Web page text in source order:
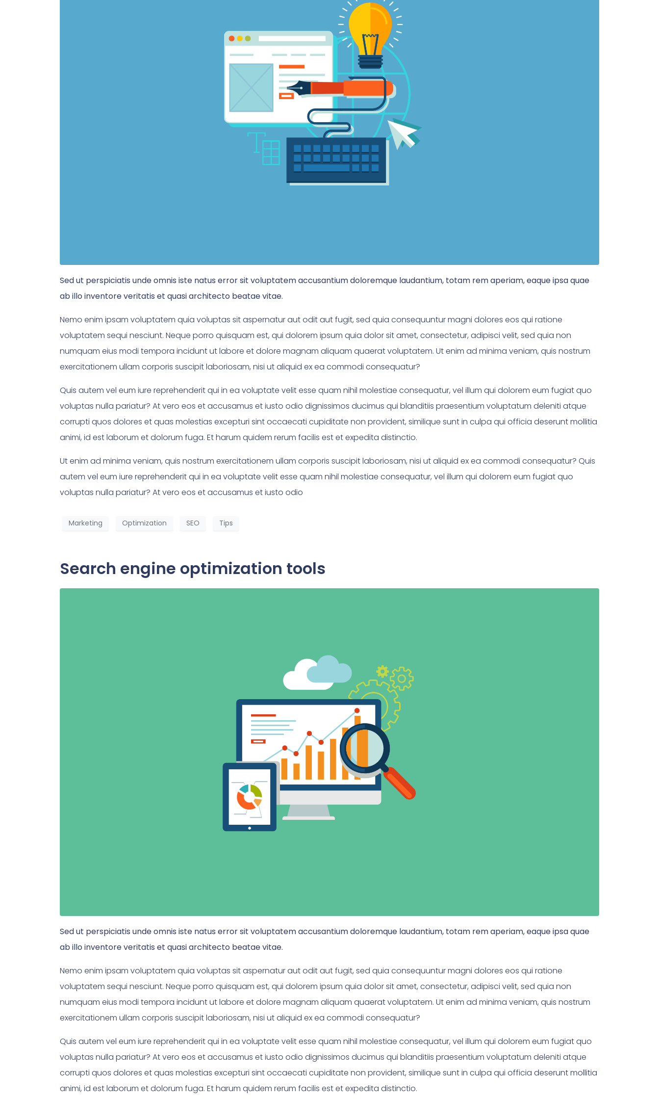
Sed ut perspiciatis unde omnis iste natus error sit voluptatem accusantium doloremque laudantium, totam rem aperiam, eaque ipsa quae
ab illo inventore veritatis et quasi architecto beatae vitae.
Nemo enim ipsam voluptatem quia voluptas sit aspernatur aut odit aut fugit, sed quia consequuntur magni dolores eos qui ratione
voluptatem sequi nesciunt. Neque porro quisquam est, qui dolorem ipsum quia dolor sit amet, consectetur, adipisci velit, sed quia non
numquam eius modi tempora incidunt ut labore et dolore magnam aliquam quaerat voluptatem. Ut enim ad minima veniam, quis nostrum
exercitationem ullam corporis suscipit laboriosam, nisi ut aliquid ex ea commodi consequatur?
Quis autem vel eum iure reprehenderit qui in ea voluptate velit esse quam nihil molestiae consequatur, vel illum qui dolorem eum fugiat quo
voluptas nulla pariatur? At vero eos et accusamus et iusto odio dignissimos ducimus qui blanditiis praesentium voluptatum deleniti atque
corrupti quos dolores et quas molestias excepturi sint occaecati cupiditate non provident, similique sunt in culpa qui officia deserunt mollitia
animi, id est laborum et dolorum fuga. Et harum quidem rerum facilis est et expedita distinctio.
Ut enim ad minima veniam, quis nostrum exercitationem ullam corporis suscipit laboriosam, nisi ut aliquid ex ea commodi consequatur? Quis
autem vel eum iure reprehenderit qui in ea voluptate velit esse quam nihil molestiae consequatur, vel illum qui dolorem eum fugiat quo
voluptas nulla pariatur? At vero eos et accusamus et iusto odio
Marketing Optimization SEO Tips
Search engine optimization tools
Sed ut perspiciatis unde omnis iste natus error sit voluptatem accusantium doloremque laudantium, totam rem aperiam, eaque ipsa quae
ab illo inventore veritatis et quasi architecto beatae vitae.
Nemo enim ipsam voluptatem quia voluptas sit aspernatur aut odit aut fugit, sed quia consequuntur magni dolores eos qui ratione
voluptatem sequi nesciunt. Neque porro quisquam est, qui dolorem ipsum quia dolor sit amet, consectetur, adipisci velit, sed quia non
numquam eius modi tempora incidunt ut labore et dolore magnam aliquam quaerat voluptatem. Ut enim ad minima veniam, quis nostrum
exercitationem ullam corporis suscipit laboriosam, nisi ut aliquid ex ea commodi consequatur?
Quis autem vel eum iure reprehenderit qui in ea voluptate velit esse quam nihil molestiae consequatur, vel illum qui dolorem eum fugiat quo
voluptas nulla pariatur? At vero eos et accusamus et iusto odio dignissimos ducimus qui blanditiis praesentium voluptatum deleniti atque
corrupti quos dolores et quas molestias excepturi sint occaecati cupiditate non provident, similique sunt in culpa qui officia deserunt mollitia
animi, id est laborum et dolorum fuga. Et harum quidem rerum facilis est et expedita distinctio.